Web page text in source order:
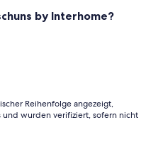
by Interhome?
Reihenfolge angezeigt,
wurden verifiziert, sofern nicht